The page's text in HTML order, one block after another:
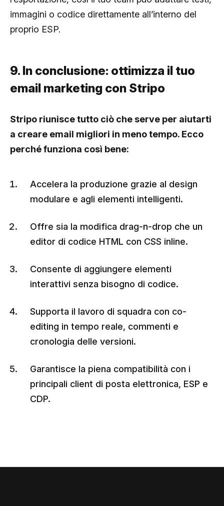
immagini o codice direttamente all’interno del
proprio ESP.
9. In conclusione: ottimizza il tuo
email marketing con Stripo
Stripo riunisce tutto ciò che serve per aiutarti
a creare email migliori in meno tempo. Ecco
perché funziona così bene:
Accelera la produzione grazie al design
modulare e agli elementi intelligenti.
Offre sia la modifica drag-n-drop che un
editor di codice HTML con CSS inline.
Consente di aggiungere elementi
interattivi senza bisogno di codice.
Supporta il lavoro di squadra con co-
editing in tempo reale, commenti e
cronologia delle versioni.
Garantisce la piena compatibilità con i
principali client di posta elettronica, ESP e
CDP.